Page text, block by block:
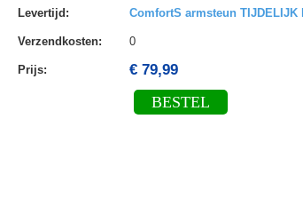
Levertijd : ComfortS armsteun TIJDELIJK
Verzendkosten: 0
Prijs: € 79,99
BESTEL